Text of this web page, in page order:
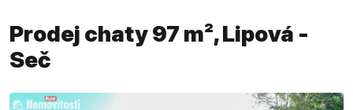
Prodej chaty 97 m², Lipová -
Seč